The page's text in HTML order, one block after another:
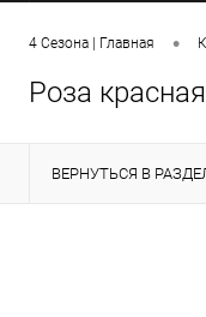
Подарки
4 Сезона | Главная •
Роза
ВЕРНУТЬСЯ В